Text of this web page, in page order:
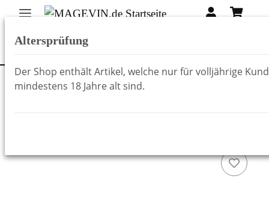
Altersprüfung
Der Shop enthält Artikel, welche nur für volljährige
mindestens 18 Jahre alt sind.